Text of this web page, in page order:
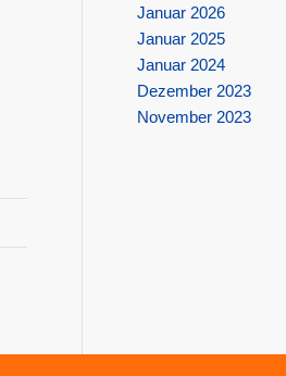
Januar 2026
Januar 2025
Januar 2024
Dezember 2023
November 2023